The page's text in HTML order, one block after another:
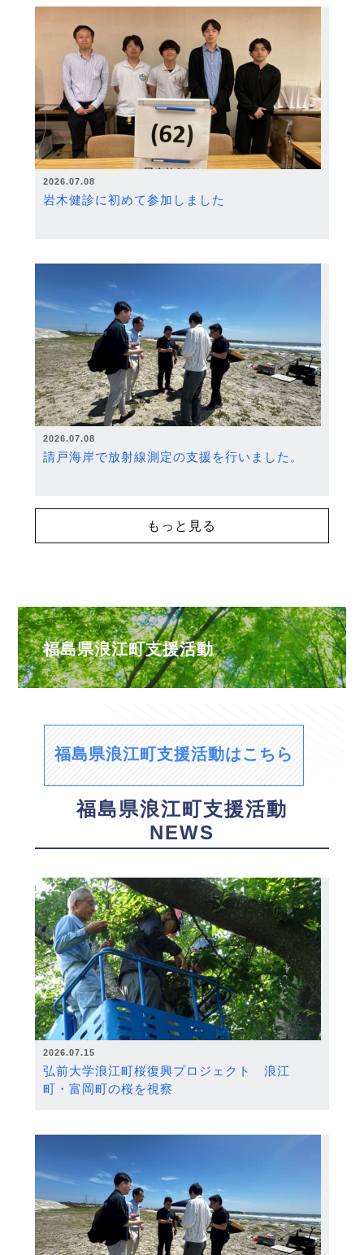
2026.07.08
岩木健診に初めて参加しました
2026.07.08
請戸海岸で放射線測定の支援を行いました。
もっと見る
福島県浪江町支援活動
福島県浪江町支援活動はこちら
福島県浪江町支援活動
NEWS
2026.07.15
弘前大学浪江町桜復興プロジェクト 浪江
町・富岡町の桜を視察